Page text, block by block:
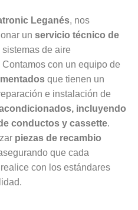
Leganés, nos
un servicio técnico de
de aire
con un equipo de
que tienen un
e instalación de
incluyendo
conductos y cassette.
piezas de recambio
que cada
con los estándares